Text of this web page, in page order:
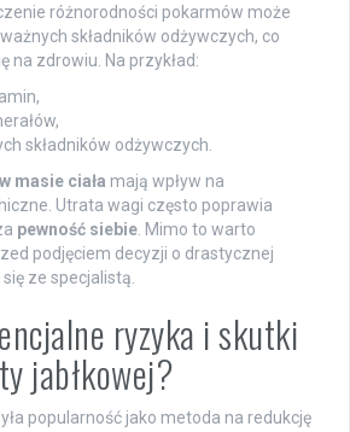
różnorodności pokarmów może
składników odżywczych, co
na zdrowiu. Na przykład:
składników odżywczych.
masie ciała mają wpływ na
Utrata wagi często poprawia
pewność siebie . Mimo to warto
podjęciem decyzji o drastycznej
ze specjalistą.
ryzyka i skutki
jabłkowej?
popularność jako metoda na redukcję